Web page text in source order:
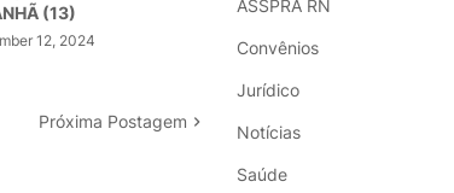
(13)
12, 2024
Próxima Postagem
ASSPRA RN
Convênios
Jurídico
Notícias
Saúde